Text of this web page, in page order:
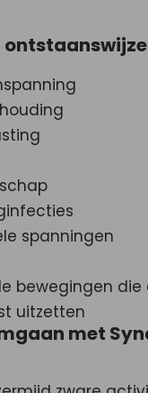
ontstaanswijze
spanningen
bewegingen die
uitzetten
met